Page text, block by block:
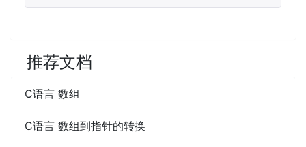
推荐文档
C语言 数组
C语言 数组到指针的转换